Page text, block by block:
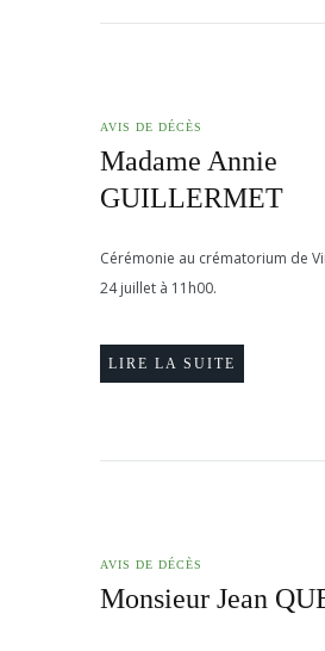
AVIS DE DÉCÈS
Madame Annie
GUILLERMET
Cérémonie au crématorium de
24 juillet à 11h00.
LIRE LA SUITE
AVIS DE DÉCÈS
Monsieur Jean